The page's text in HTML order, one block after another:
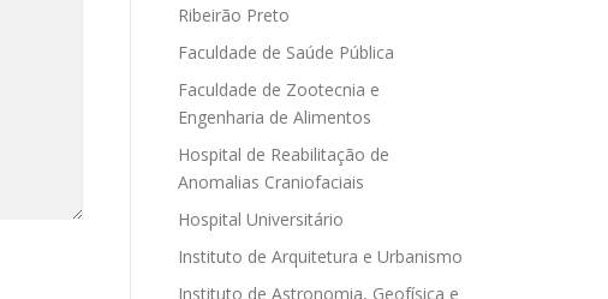
Ribeirão Preto
Faculdade de Saúde Pública
Faculdade de Zootecnia e
Engenharia de Alimentos
Hospital de Reabilitação de
Anomalias Craniofaciais
Hospital Universitário
Instituto de Arquitetura e Urbanismo
Instituto de Astronomia, Geofísica e